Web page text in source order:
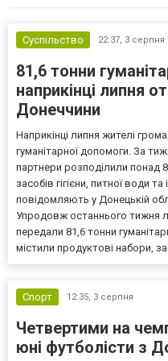
Суспільство 22:37, 3 серпня
81,6 тонни
наприкінці липня
Донеччини
Наприкінці липня жителі
гуманітарної допомоги. За
партнери розподілили понад
засобів гігієни, питної води
повідомляють у Донецькій
Упродовж останнього тижня
передали 81,6 тонни
містили продуктові набори,
Спорт 12:35, 3 серпня
Четвертими на
юні футболісти з